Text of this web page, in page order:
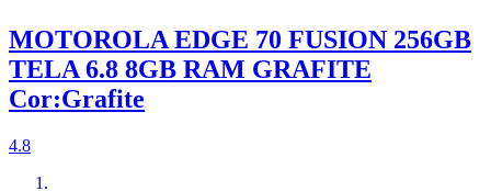
MOTOROLA EDGE 70 FUSION 256GB
TELA 6.8 8GB RAM GRAFITE
Cor:Grafite
4.8